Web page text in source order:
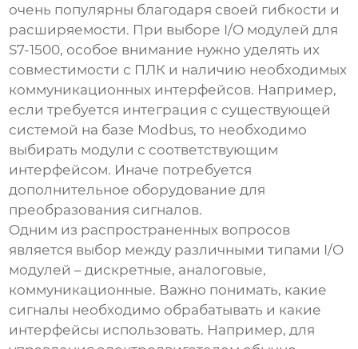
очень популярны благодаря своей гибкости и
расширяемости. При выборе I/O модулей для
S7-1500, особое внимание нужно уделять их
совместимости с ПЛК и наличию необходимых
коммуникационных интерфейсов. Например,
если требуется интеграция с существующей
системой на базе Modbus, то необходимо
выбирать модули с соответствующим
интерфейсом. Иначе потребуется
дополнительное оборудование для
преобразования сигналов.
Одним из распространенных вопросов
является выбор между различными типами I/O
модулей – дискретные, аналоговые,
коммуникационные. Важно понимать, какие
сигналы необходимо обрабатывать и какие
интерфейсы использовать. Например, для